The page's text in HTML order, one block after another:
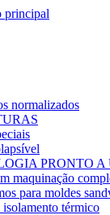
principal
normalizados
PRONTO A
maquinação
para moldes
isolamento térmico